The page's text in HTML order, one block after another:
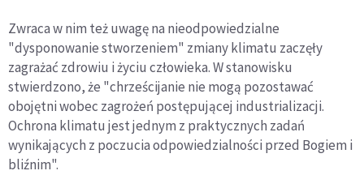
Zwraca w nim też uwagę na nieodpowiedzialne
"dysponowanie stworzeniem" zmiany klimatu zaczęły
zagrażać zdrowiu i życiu człowieka. W stanowisku
stwierdzono, że "chrześcijanie nie mogą pozostawać
obojętni wobec zagrożeń postępującej industrializacji.
Ochrona klimatu jest jednym z praktycznych zadań
wynikających z poczucia odpowiedzialności przed Bogiem i
bliźnim".